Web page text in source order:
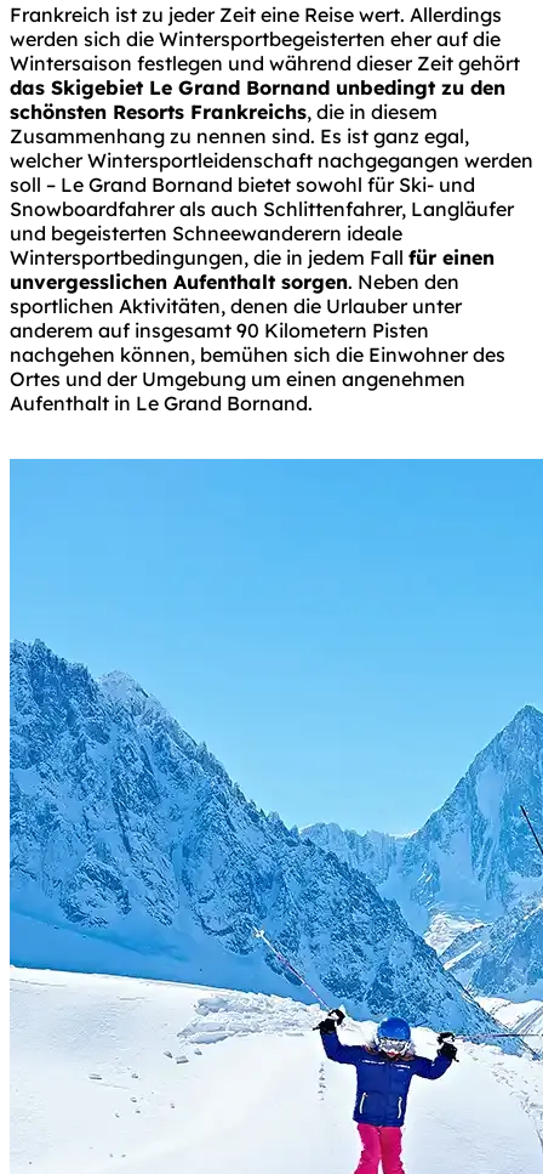
Frankreich ist zu jeder Zeit eine Reise wert. Allerdings
werden sich die Wintersportbegeisterten eher auf die
Wintersaison festlegen und während dieser Zeit gehört
das Skigebiet Le Grand Bornand unbedingt zu den
schönsten Resorts Frankreichs, die in diesem
Zusammenhang zu nennen sind. Es ist ganz egal,
welcher Wintersportleidenschaft nachgegangen werden
soll – Le Grand Bornand bietet sowohl für Ski- und
Snowboardfahrer als auch Schlittenfahrer, Langläufer
und begeisterten Schneewanderern ideale
Wintersportbedingungen, die in jedem Fall für einen
unvergesslichen Aufenthalt sorgen. Neben den
sportlichen Aktivitäten, denen die Urlauber unter
anderem auf insgesamt 90 Kilometern Pisten
nachgehen können, bemühen sich die Einwohner des
Ortes und der Umgebung um einen angenehmen
Aufenthalt in Le Grand Bornand.